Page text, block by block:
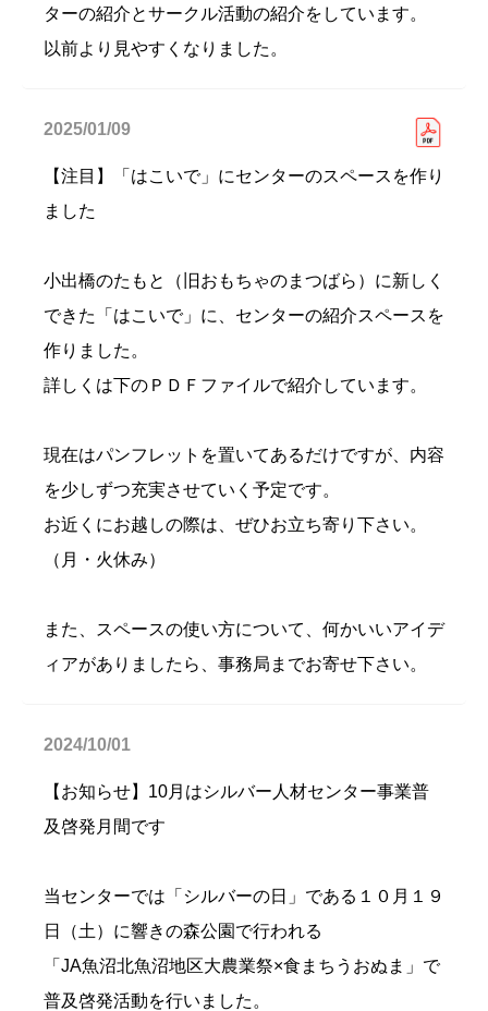
ターの紹介とサークル活動の紹介をしています。
以前より見やすくなりました。
2025/01/09
【注目】「はこいで」にセンターのスペースを作り
ました
小出橋のたもと（旧おもちゃのまつばら）に新しく
できた「はこいで」に、センターの紹介スペースを
作りました。
詳しくは下のＰＤＦファイルで紹介しています。
現在はパンフレットを置いてあるだけですが、内容
を少しずつ充実させていく予定です。
お近くにお越しの際は、ぜひお立ち寄り下さい。
（月・火休み）
また、スペースの使い方について、何かいいアイデ
ィアがありましたら、事務局までお寄せ下さい。
2024/10/01
【お知らせ】10月はシルバー人材センター事業普
及啓発月間です
当センターでは「シルバーの日」である１０月１９
日（土）に響きの森公園で行われる
「JA魚沼北魚沼地区大農業祭×食まちうおぬま」で
普及啓発活動を行いました。